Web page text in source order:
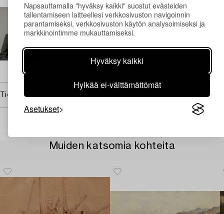
Napsauttamalla "hyväksy kaikki" suostut evästeiden
tallentamiseen laitteellesi verkkosivuston navigoinnin
parantamiseksi, verkkosivuston käytön analysoimiseksi ja
markkinointimme mukauttamiseksi.
Hyväksy kaikki
Hylkää ei-välttämättömät
Asetukset
Julia Unge Sörling
Head Specialist Classic Art
→ Kysyttyjä esineitä
Tietoa ostamisesta
Muiden katsomia kohteita